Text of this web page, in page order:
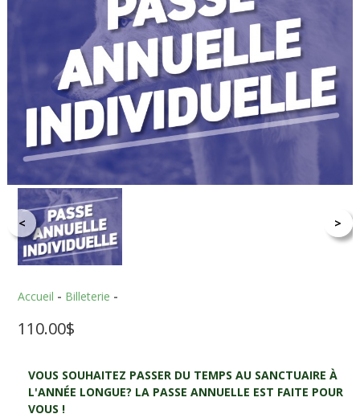
< >
Accueil - Billeterie -
110.00$
VOUS SOUHAITEZ PASSER DU TEMPS AU SANCTUAIRE À
L'ANNÉE LONGUE? LA PASSE ANNUELLE EST FAITE POUR
VOUS !